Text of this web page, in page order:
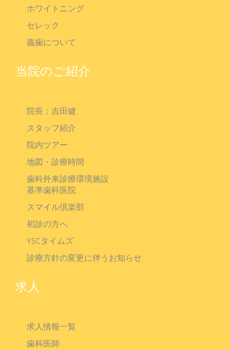
ホワイトニング
セレック
義歯について
当院のご紹介
院長：吉田健
スタッフ紹介
院内ツアー
地図・診療時間
歯科外来診療環境施設
基準歯科医院
スマイル倶楽部
初診の方へ
YSCタイムズ
診療方針の変更に伴うお知らせ
求人
求人情報一覧
歯科医師